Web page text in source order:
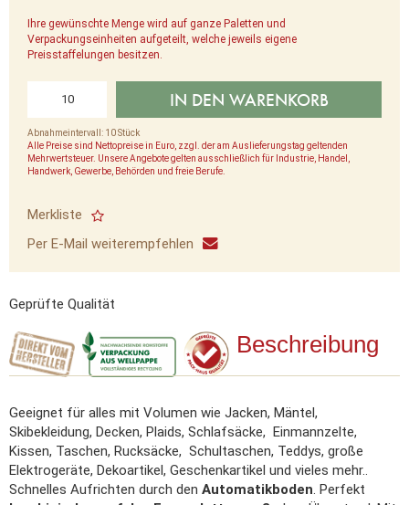
Ihre gewünschte Menge wird auf ganze Paletten und
Verpackungseinheiten aufgeteilt, welche jeweils eigene
Preisstaffelungen besitzen.
Abnahmeintervall: 10 Stück
Alle Preise sind Nettopreise in Euro, zzgl. der am Auslieferungstag geltenden
Mehrwertsteuer. Unsere Angebote gelten ausschließlich für Industrie, Handel,
Handwerk, Gewerbe, Behörden und freie Berufe.
IN DEN WARENKORB
Merkliste
Per E-Mail weiterempfehlen
Geprüfte Qualität
Beschreibung
Geeignet für alles mit Volumen wie Jacken, Mäntel,
Skibekleidung, Decken, Plaids, Schlafsäcke, Einmannzelte,
Kissen, Taschen, Rucksäcke, Schultaschen, Teddys, große
Elektrogeräte, Dekoartikel, Geschenkartikel und vieles mehr..
Schnelles Aufrichten durch den Automatikboden. Perfekt